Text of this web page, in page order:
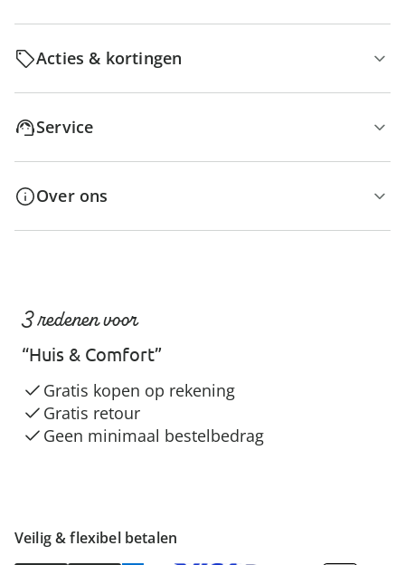
Acties & kortingen
Service
Over ons
Veilig & flexibel betalen
3 redenen voor
“Huis & Comfort”
Gratis kopen op rekening
Gratis retour
Geen minimaal bestelbedrag